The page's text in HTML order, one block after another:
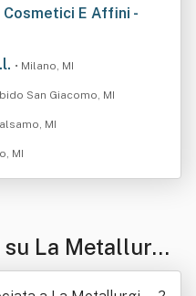
Cosmetici E Affini -
• Milano, MI
San Giacomo, MI
MI
MI
La Metallurgi